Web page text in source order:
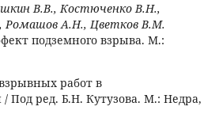
В.В., Костюченко В.Н.,
Ромашов А.Н., Цветков В.М.
подземного взрыва. М.:
работ в
Под ред. Б.Н. Кутузова. М.: Недра,